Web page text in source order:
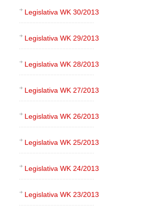
Legislativa WK 30/2013
Legislativa WK 29/2013
Legislativa WK 28/2013
Legislativa WK 27/2013
Legislativa WK 26/2013
Legislativa WK 25/2013
Legislativa WK 24/2013
Legislativa WK 23/2013